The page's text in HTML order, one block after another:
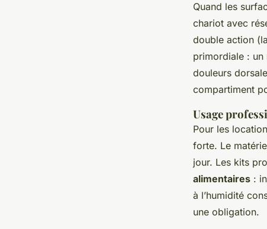
Quand les
chariot avec
double action
primordiale : un
douleurs
compartiment
Usage
Pour les
forte. Le
jour. Les kits
alimentaires :
à l’humidité
une obligation.